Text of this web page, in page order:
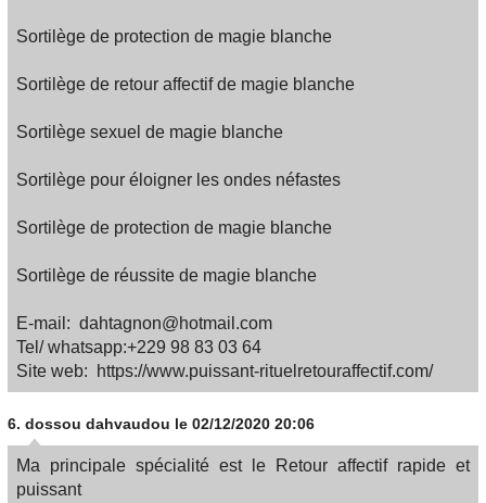
Sortilège de protection de magie blanche
Sortilège de retour affectif de magie blanche
Sortilège sexuel de magie blanche
Sortilège pour éloigner les ondes néfastes
Sortilège de protection de magie blanche
Sortilège de réussite de magie blanche
E-mail: dahtagnon@hotmail.com
Tel/ whatsapp:+229 98 83 03 64
Site web: https://www.puissant-rituelretouraffectif.com/
6. dossou dahvaudou le 02/12/2020 20:06
Ma principale spécialité est le Retour affectif rapide et
puissant